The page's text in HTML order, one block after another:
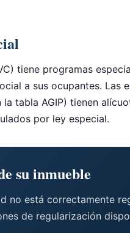
tiene programas
a sus ocupantes. Las
tabla AGIP) tienen
por ley especial.
su inmueble
no está correctamente
de regularización